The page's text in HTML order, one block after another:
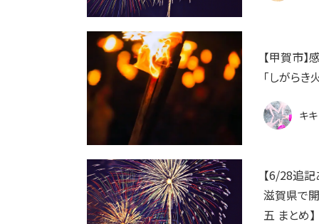
【甲賀市
「しがらき
キキ
【6/28追
滋賀県で
五 まとめ】